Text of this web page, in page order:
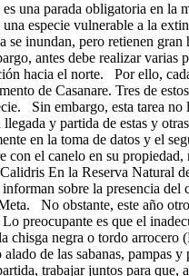
una parada obligatoria en
especie vulnerable a la
inundan, pero retienen
antes debe realizar varias
hacia el norte. Por ello,
de Casanare. Tres de
Sin embargo, esta tarea no
y partida de estas y
en la toma de datos y el
el canelo en su
En la Reserva Natural
sobre la presencia
No obstante, este año
preocupante es que el
negra o tordo
de las sabanas, pampas
trabajar juntos para